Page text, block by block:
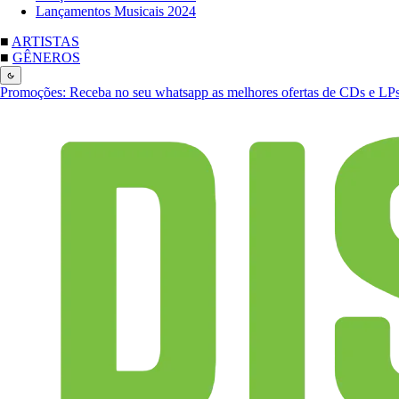
Lançamentos Musicais 2024
■ ARTISTAS
■ GÊNEROS
Promoções: Receba no seu whatsapp as melhores ofertas de CDs e